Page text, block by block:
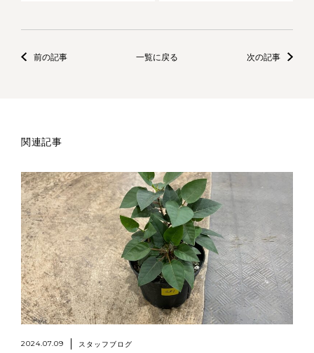
前の記事 一覧に戻る 次の記事
関連記事
2024.07.09 スタッフブログ